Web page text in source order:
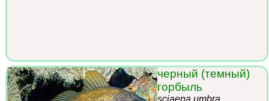
черный (темный)
горбыль
sciaena umbra